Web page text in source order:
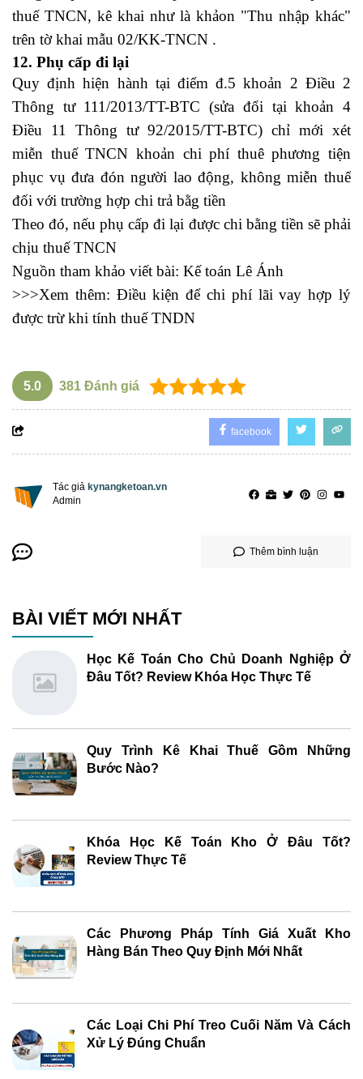
thuế TNCN, kê khai như là khảon "Thu nhập khác"
trên tờ khai mẫu 02/KK-TNCN .
12. Phụ cấp đi lại
Quy định hiện hành tại điểm đ.5 khoản 2 Điều 2
Thông tư 111/2013/TT-BTC (sửa đổi tại khoản 4
Điều 11 Thông tư 92/2015/TT-BTC) chỉ mới xét
miễn thuế TNCN khoản chi phí thuê phương tiện
phục vụ đưa đón người lao động, không miễn thuế
đối với trường hợp chi trả bằg tiền
Theo đó, nếu phụ cấp đi lại được chi bằng tiền sẽ phải
chịu thuế TNCN
Nguồn tham khảo viết bài: Kế toán Lê Ánh
>>>Xem thêm: Điều kiện để chi phí lãi vay hợp lý
được trừ khi tính thuế TNDN
5.0 381 Đánh giá
facebook
Tác giả kynangketoan.vn
Admin
Thêm bình luận
BÀI VIẾT MỚI NHẤT
Học Kế Toán Cho Chủ Doanh Nghiệp Ở
Đâu Tốt? Review Khóa Học Thực Tế
Quy Trình Kê Khai Thuế Gồm Những
Bước Nào?
Khóa Học Kế Toán Kho Ở Đâu Tốt?
Review Thực Tế
Các Phương Pháp Tính Giá Xuất Kho
Hàng Bán Theo Quy Định Mới Nhất
Các Loại Chi Phí Treo Cuối Năm Và Cách
Xử Lý Đúng Chuẩn